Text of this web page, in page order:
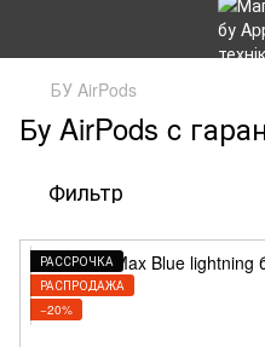
БУ AirPods
Бу AirPods c
Фильтр
РАССРОЧКА
РАСПРОДАЖА
−20%